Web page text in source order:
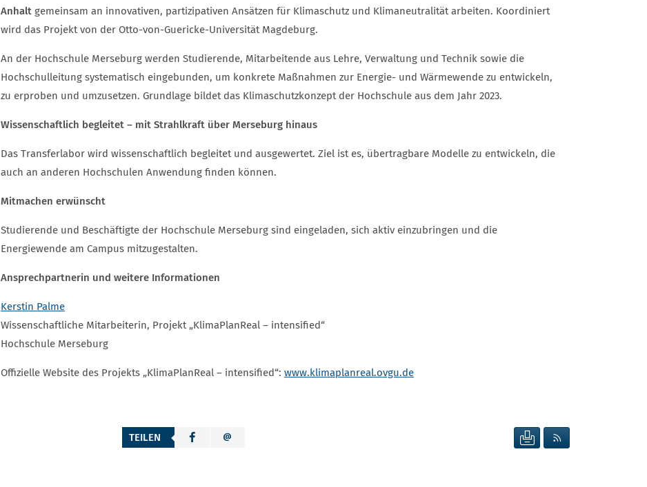
Anhalt gemeinsam an innovativen, partizipativen Ansätzen für Klimaschutz und Klimaneutralität arbeiten. Koordiniert
wird das Projekt von der Otto-von-Guericke-Universität Magdeburg.
An der Hochschule Merseburg werden Studierende, Mitarbeitende aus Lehre, Verwaltung und Technik sowie die
Hochschulleitung systematisch eingebunden, um konkrete Maßnahmen zur Energie- und Wärmewende zu entwickeln,
zu erproben und umzusetzen. Grundlage bildet das Klimaschutzkonzept der Hochschule aus dem Jahr 2023.
Wissenschaftlich begleitet – mit Strahlkraft über Merseburg hinaus
Das Transferlabor wird wissenschaftlich begleitet und ausgewertet. Ziel ist es, übertragbare Modelle zu entwickeln, die
auch an anderen Hochschulen Anwendung finden können.
Mitmachen erwünscht
Studierende und Beschäftigte der Hochschule Merseburg sind eingeladen, sich aktiv einzubringen und die
Energiewende am Campus mitzugestalten.
Ansprechpartnerin und weitere Informationen
Kerstin Palme
Wissenschaftliche Mitarbeiterin, Projekt „KlimaPlanReal – intensified“
Hochschule Merseburg
Offizielle Website des Projekts „KlimaPlanReal – intensified“: www.klimaplanreal.ovgu.de
TEILEN SEITE DRUCKEN